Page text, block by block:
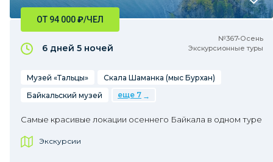
№367•Осень
Экскурсионные туры
ОТ 94 000₽/ЧЕЛ
6 дней 5 ночей
Музей «Тальцы»
Скала Шаманка (мыс Бурхан)
Байкальский музей
еще 7
Самые красивые локации осеннего Байкала в одном туре
Экскурсии